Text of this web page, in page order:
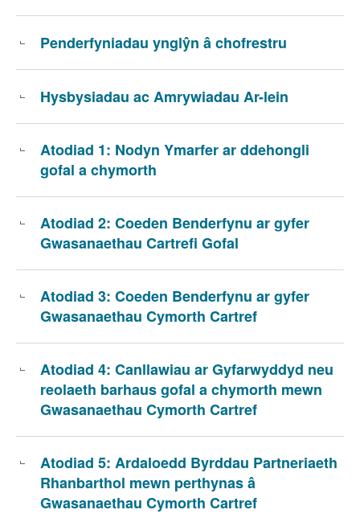
Penderfyniadau ynglŷn â chofrestru
Hysbysiadau ac Amrywiadau Ar-lein
Atodiad 1: Nodyn Ymarfer ar ddehongli
gofal a chymorth
Atodiad 2: Coeden Benderfynu ar gyfer
Gwasanaethau Cartrefi Gofal
Atodiad 3: Coeden Benderfynu ar gyfer
Gwasanaethau Cymorth Cartref
Atodiad 4: Canllawiau ar Gyfarwyddyd neu
reolaeth barhaus gofal a chymorth mewn
Gwasanaethau Cymorth Cartref
Atodiad 5: Ardaloedd Byrddau Partneriaeth
Rhanbarthol mewn perthynas
Gwasanaethau Cymorth Cartref